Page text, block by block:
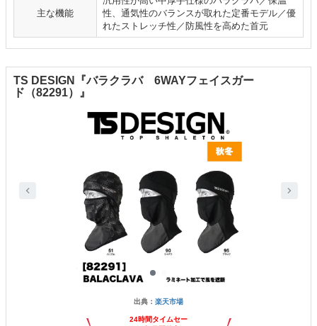
主な機能
性、通気性のバランスが取れた定番モデル／優
れたストレッチ性／防風性を高めた首元
TS DESIGN『バラクラバ 6WAYフェイスガー
ド（82291）』
出典： 楽天市場
24時間タイムセー